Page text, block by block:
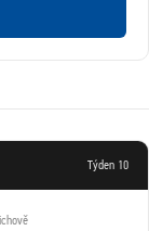
Týden 10